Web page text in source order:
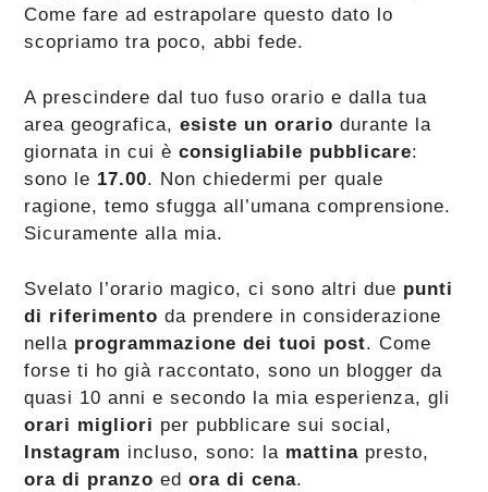
Come fare ad estrapolare questo dato lo
scopriamo tra poco, abbi fede.
A prescindere dal tuo fuso orario e dalla tua
area geografica,esiste un orario durante la
giornata in cui è consigliabile pubblicare:
sono le 17.00. Non chiedermi per quale
ragione, temo sfugga all’umana comprensione.
Sicuramente alla mia.
Svelato l’orario magico, ci sono altri due punti
di riferimento da prendere in considerazione
nella programmazione dei tuoi post. Come
forse ti ho già raccontato, sono un blogger da
quasi 10 anni e secondo la mia esperienza, gli
orari migliori per pubblicare sui social,
Instagram incluso, sono: la mattina presto,
ora di pranzo ed ora di cena.